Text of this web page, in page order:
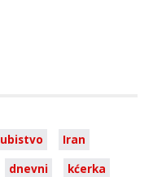
ubistvo
Iran
dnevni
kćerka